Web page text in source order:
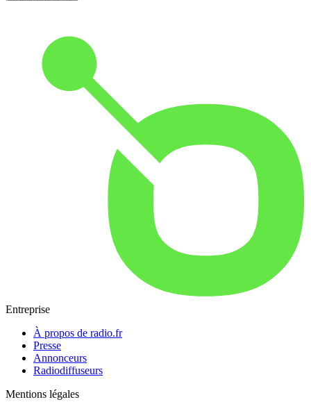
Entreprise
À propos de radio.fr
Presse
Annonceurs
Radiodiffuseurs
Mentions légales